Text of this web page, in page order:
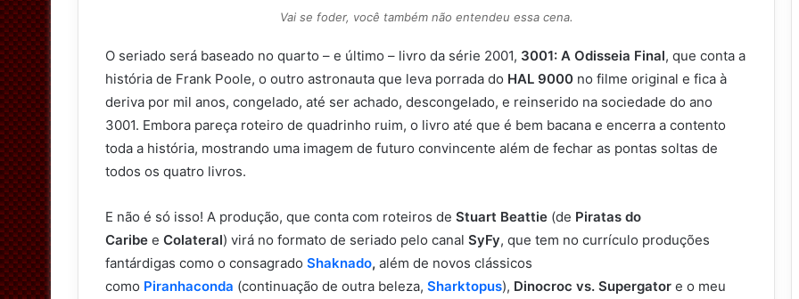
Vai se foder, você também não entendeu essa cena.
O seriado será baseado no quarto – e último – livro da série 2001, 3001: A Odisseia Final, que conta a
história de Frank Poole, o outro astronauta que leva porrada do HAL 9000 no filme original e fica à
deriva por mil anos, congelado, até ser achado, descongelado, e reinserido na sociedade do ano
3001. Embora pareça roteiro de quadrinho ruim, o livro até que é bem bacana e encerra a contento
toda a história, mostrando uma imagem de futuro convincente além de fechar as pontas soltas de
todos os quatro livros.
E não é só isso! A produção, que conta com roteiros de Stuart Beattie (de Piratas do
Caribe e Colateral) virá no formato de seriado pelo canal SyFy, que tem no currículo produções
fantárdigas como o consagrado Shaknado, além de novos clássicos
como Piranhaconda (continuação de outra beleza, Sharktopus), Dinocroc vs. Supergator e o meu